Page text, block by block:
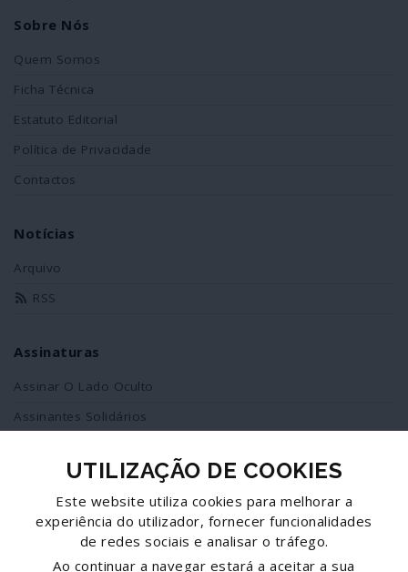
Sobre Nós
Quem Somos
Ficha Técnica
Estatuto Editorial
Política de Privacidade
Contactos
Notícias
Arquivo
RSS
Assinaturas
Assinar O Lado Oculto
Assinantes Solidários
Redes Sociais
Siga-nos no facebook
UTILIZAÇÃO DE COOKIES
Este website utiliza cookies para melhorar a
experiência do utilizador, fornecer funcionalidades
de redes sociais e analisar o tráfego.
Ao continuar a navegar estará a aceitar a sua